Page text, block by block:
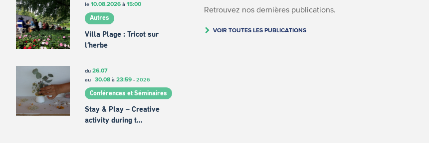
le 10.08.2026à 15:00
Autres
Villa Plage : Tricot sur
l’herbe
du 26.07
au 30.08à 23:59- 2026
Conférences et Séminaires
Stay & Play – Creative
activity during t…
Retrouvez nos dernières publications.
VOIR TOUTES LES PUBLICATIONS